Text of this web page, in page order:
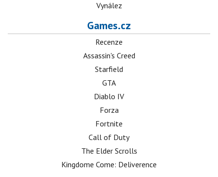
Vynález
Games.cz
Recenze
Assassin's Creed
Starfield
GTA
Diablo IV
Forza
Fortnite
Call of Duty
The Elder Scrolls
Kingdome Come: Deliverence